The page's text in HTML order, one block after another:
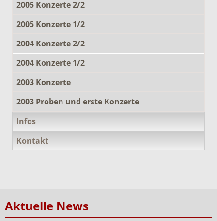
2005 Konzerte 2/2
2005 Konzerte 1/2
2004 Konzerte 2/2
2004 Konzerte 1/2
2003 Konzerte
2003 Proben und erste Konzerte
Infos
Kontakt
Aktuelle News